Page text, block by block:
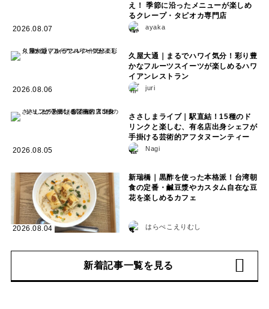
2026.08.07
え！ 季節に沿ったメニューが楽しめ
るクレープ・タピオカ専門店
ayaka
2026.08.06
久屋大通｜まるでハワイ気分！彩り豊
かなフルーツスイーツが楽しめるハワ
イアンレストラン
juri
2026.08.05
ささしまライブ｜駅直結！15種のド
リンクと楽しむ、有名店出身シェフが
手掛ける芸術的アフタヌーンティー
Nagi
2026.08.04
新瑞橋｜黒酢を使った本格派！台湾朝
食の定番・鹹豆漿やカスタム自在な豆
花を楽しめるカフェ
はらぺこえりむし
新着記事一覧を見る